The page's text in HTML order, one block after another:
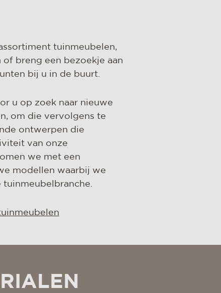
tuinmeubelen,
of breng een bezoekje aan
bij u in de buurt.
u op zoek naar nieuwe
om die vervolgens te
ontwerpen die
van onze
we met een
modellen waarbij we